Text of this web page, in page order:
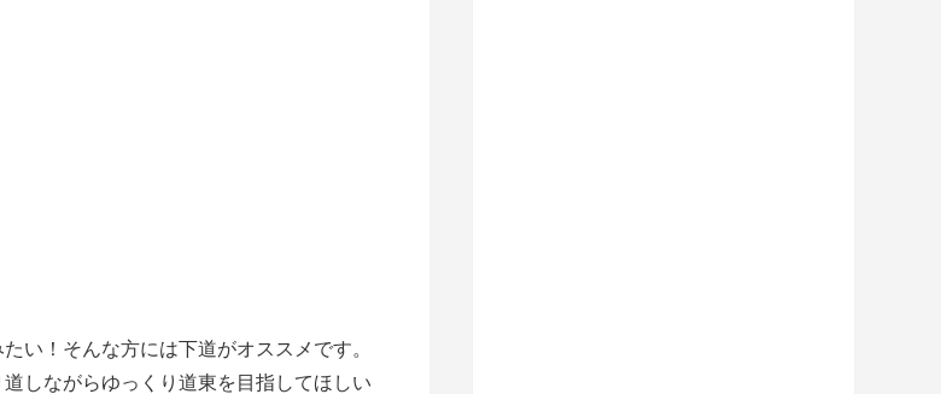
い！そんな方には下道がオススメです。
しながらゆっくり道東を目指してほしい